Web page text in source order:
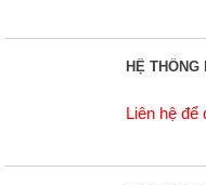
HỆ
Liên hệ